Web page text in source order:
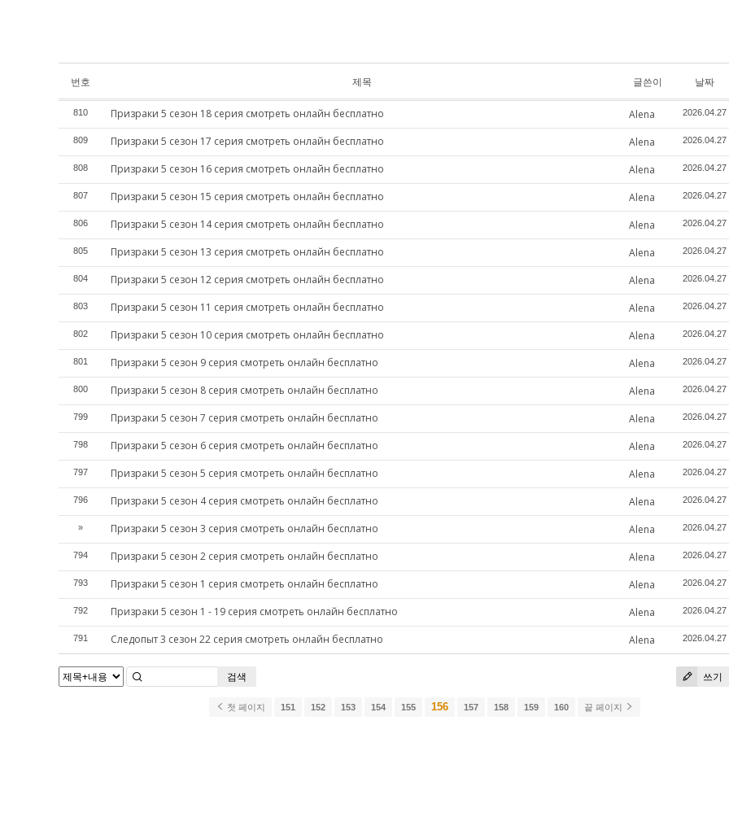
번호 제목 글쓴이 날짜
810 Призраки 5 сезон 18 серия смотреть онлайн бесплатно Alena 2026.04.27
809 Призраки 5 сезон 17 серия смотреть онлайн бесплатно Alena 2026.04.27
808 Призраки 5 сезон 16 серия смотреть онлайн бесплатно Alena 2026.04.27
807 Призраки 5 сезон 15 серия смотреть онлайн бесплатно Alena 2026.04.27
806 Призраки 5 сезон 14 серия смотреть онлайн бесплатно Alena 2026.04.27
805 Призраки 5 сезон 13 серия смотреть онлайн бесплатно Alena 2026.04.27
804 Призраки 5 сезон 12 серия смотреть онлайн бесплатно Alena 2026.04.27
803 Призраки 5 сезон 11 серия смотреть онлайн бесплатно Alena 2026.04.27
802 Призраки 5 сезон 10 серия смотреть онлайн бесплатно Alena 2026.04.27
801 Призраки 5 сезон 9 серия смотреть онлайн бесплатно Alena 2026.04.27
800 Призраки 5 сезон 8 серия смотреть онлайн бесплатно Alena 2026.04.27
799 Призраки 5 сезон 7 серия смотреть онлайн бесплатно Alena 2026.04.27
798 Призраки 5 сезон 6 серия смотреть онлайн бесплатно Alena 2026.04.27
797 Призраки 5 сезон 5 серия смотреть онлайн бесплатно Alena 2026.04.27
796 Призраки 5 сезон 4 серия смотреть онлайн бесплатно Alena 2026.04.27
» Призраки 5 сезон 3 серия смотреть онлайн бесплатно Alena 2026.04.27
794 Призраки 5 сезон 2 серия смотреть онлайн бесплатно Alena 2026.04.27
793 Призраки 5 сезон 1 серия смотреть онлайн бесплатно Alena 2026.04.27
792 Призраки 5 сезон 1 - 19 серия смотреть онлайн бесплатно Alena 2026.04.27
791 Следопыт 3 сезон 22 серия смотреть онлайн бесплатно Alena 2026.04.27
쓰기
검색
첫 페이지 151 152 153 154 155 156 157 158 159 160 끝 페이지